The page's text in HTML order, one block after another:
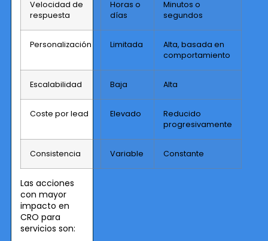
Velocidad de
respuesta
Horas o
días
Minutos o
segundos
Personalización Limitada
Alta, basada en
comportamiento
Escalabilidad Baja Alta
Coste por lead Elevado
Reducido
progresivamente
Consistencia Variable Constante
Las acciones
con mayor
impacto en
CRO para
servicios son: